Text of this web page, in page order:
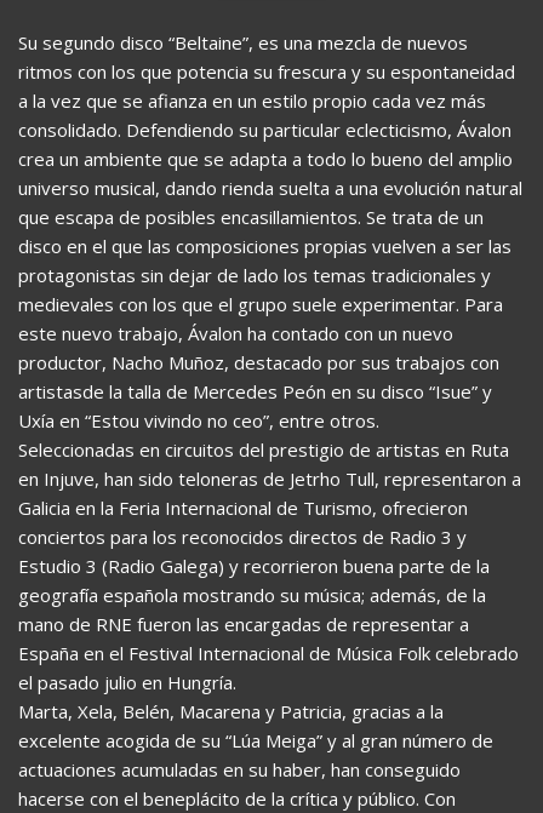
Su segundo disco “Beltaine”, es una mezcla de nuevos
ritmos con los que potencia su frescura y su espontaneidad
a la vez que se afianza en un estilo propio cada vez más
consolidado. Defendiendo su particular eclecticismo, Ávalon
crea un ambiente que se adapta a todo lo bueno del amplio
universo musical, dando rienda suelta a una evolución natural
que escapa de posibles encasillamientos. Se trata de un
disco en el que las composiciones propias vuelven a ser las
protagonistas sin dejar de lado los temas tradicionales y
medievales con los que el grupo suele experimentar. Para
este nuevo trabajo, Ávalon ha contado con un nuevo
productor, Nacho Muñoz, destacado por sus trabajos con
artistasde la talla de Mercedes Peón en su disco “Isue” y
Uxía en “Estou vivindo no ceo”, entre otros.
Seleccionadas en circuitos del prestigio de artistas en Ruta
en Injuve, han sido teloneras de Jetrho Tull, representaron a
Galicia en la Feria Internacional de Turismo, ofrecieron
conciertos para los reconocidos directos de Radio 3 y
Estudio 3 (Radio Galega) y recorrieron buena parte de la
geografía española mostrando su música; además, de la
mano de RNE fueron las encargadas de representar a
España en el Festival Internacional de Música Folk celebrado
el pasado julio en Hungría.
Marta, Xela, Belén, Macarena y Patricia, gracias a la
excelente acogida de su “Lúa Meiga” y al gran número de
actuaciones acumuladas en su haber, han conseguido
hacerse con el beneplácito de la crítica y público. Con